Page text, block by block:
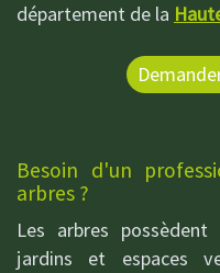
département de la
Besoin d'un
arbres ?
Les arbres possèdent
jardins et espaces